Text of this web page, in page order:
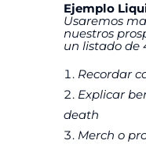
Ejemplo
Usaremos
nuestros
un listado de
Recordar
Explicar
death
Merch o